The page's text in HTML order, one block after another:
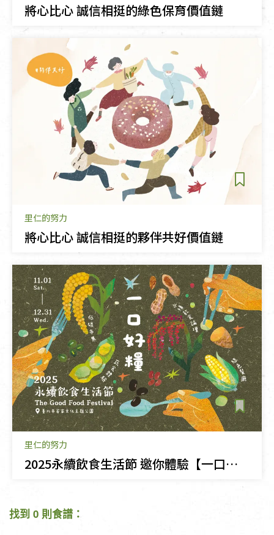
將心比心 誠信相挺的綠色保育價值鏈
里仁的努力
將心比心 誠信相挺的夥伴共好價值鏈
里仁的努力
2025永續飲食生活節 邀你體驗【一口好糧】
找到 0 則食譜：